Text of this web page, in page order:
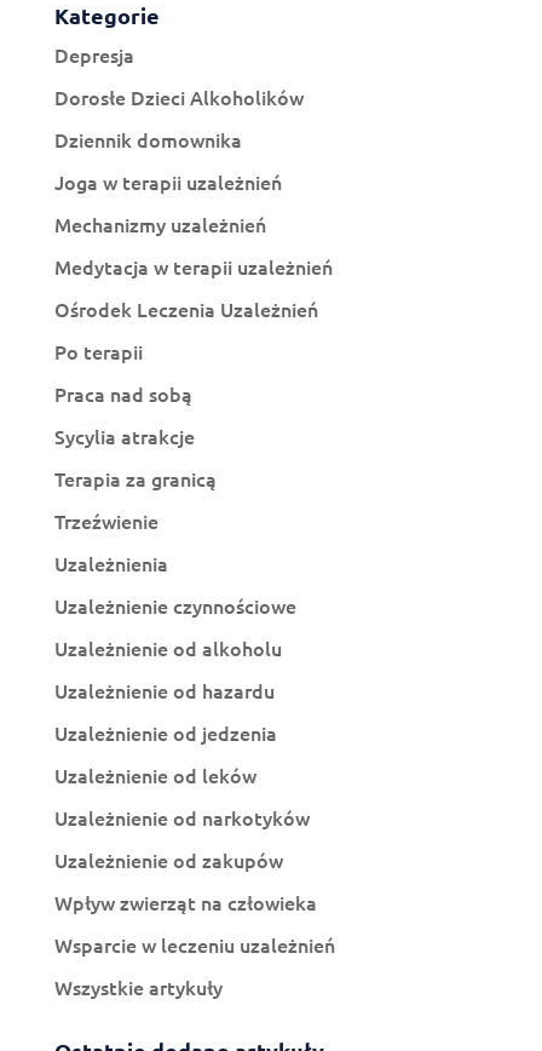
Kategorie
Depresja
Dorosłe Dzieci Alkoholików
Dziennik domownika
Joga w terapii uzależnień
Mechanizmy uzależnień
Medytacja w terapii uzależnień
Ośrodek Leczenia Uzależnień
Po terapii
Praca nad sobą
Sycylia atrakcje
Terapia za granicą
Trzeźwienie
Uzależnienia
Uzależnienie czynnościowe
Uzależnienie od alkoholu
Uzależnienie od hazardu
Uzależnienie od jedzenia
Uzależnienie od leków
Uzależnienie od narkotyków
Uzależnienie od zakupów
Wpływ zwierząt na człowieka
Wsparcie w leczeniu uzależnień
Wszystkie artykuły